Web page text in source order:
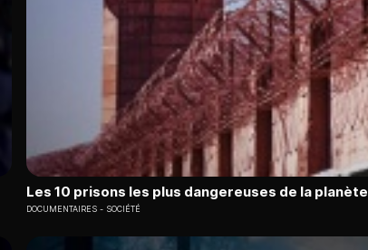
Les 10 prisons les plus dangereuses de la planète
DOCUMENTAIRES SOCIÉTÉ